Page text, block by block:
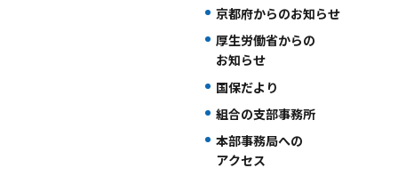
京都府からのお知らせ
厚生労働省からの
お知らせ
国保だより
組合の支部事務所
本部事務局への
アクセス